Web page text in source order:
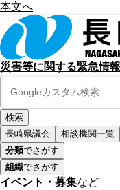
本文へ
災害等に関する緊急情報
長崎県議会
相談機関一覧
分類でさがす
組織でさがす
イベント・募集など